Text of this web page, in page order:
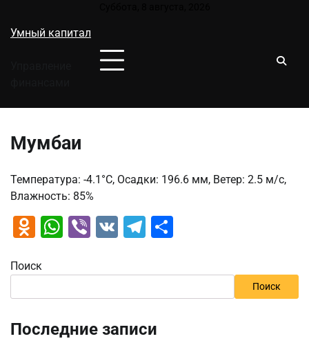
содержимому
Умный капитал
Мумбаи
Температура: -4.1°C, Осадки: 196.6 мм, Ветер: 2.5 м/с,
Влажность: 85%
Odnoklassniki
WhatsApp
Viber
VK Telegram
Поиск
Поиск
Последние записи